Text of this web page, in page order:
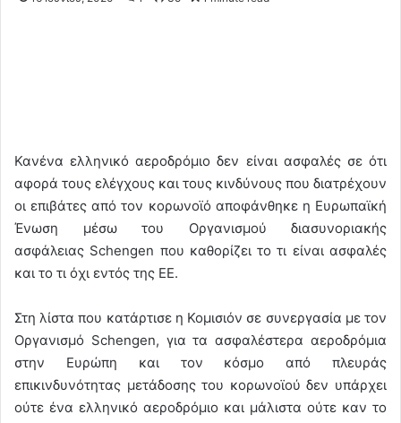
Κανένα ελληνικό αεροδρόμιο δεν είναι ασφαλές σε ότι
αφορά τους ελέγχους και τους κινδύνους που διατρέχουν
οι επιβάτες από τον κορωνοϊό αποφάνθηκε η Ευρωπαϊκή
Ένωση μέσω του Οργανισμού διασυνοριακής
ασφάλειας Schengen που καθορίζει το τι είναι ασφαλές
και το τι όχι εντός της ΕΕ.
Στη λίστα που κατάρτισε η Κομισιόν σε συνεργασία με τον
Οργανισμό Schengen, για τα ασφαλέστερα αεροδρόμια
στην Ευρώπη και τον κόσμο από πλευράς
επικινδυνότητας μετάδοσης του κορωνοϊού δεν υπάρχει
ούτε ένα ελληνικό αεροδρόμιο και μάλιστα ούτε καν το